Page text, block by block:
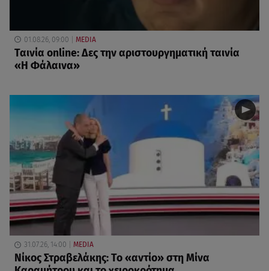
01.08.26, 09:00 MEDIA
Ταινία online: Δες την αριστουργηματική ταινία
«Η Φάλαινα»
31.07.26, 14:00 MEDIA
Νίκος Στραβελάκης: Το «αντίο» στη Μίνα